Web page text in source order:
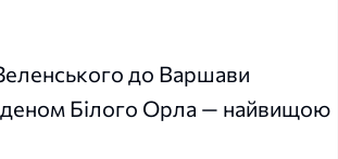
до Варшави
Білого Орла — найвищою